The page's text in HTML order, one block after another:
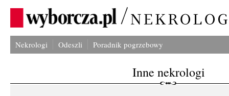
Nekrologi Odeszli Poradnik pogrzebowy
Inne nekrologi